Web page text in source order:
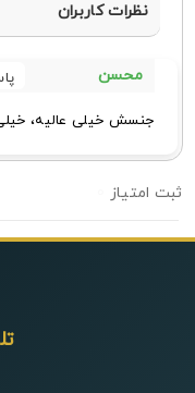
نظرات کاربران
محسن
جنسش خیلی عالیه،